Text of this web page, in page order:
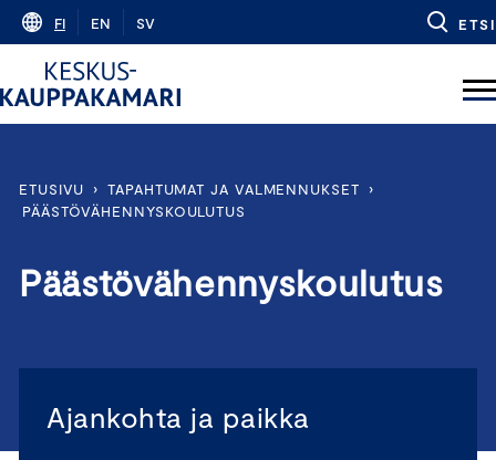
Skip
content
FI EN SV ETSI
ETUSIVU › TAPAHTUMAT JA VALMENNUKSET
›
PÄÄSTÖVÄHENNYSKOULUTUS
Päästövähennyskoulutus
Ajankohta ja paikka